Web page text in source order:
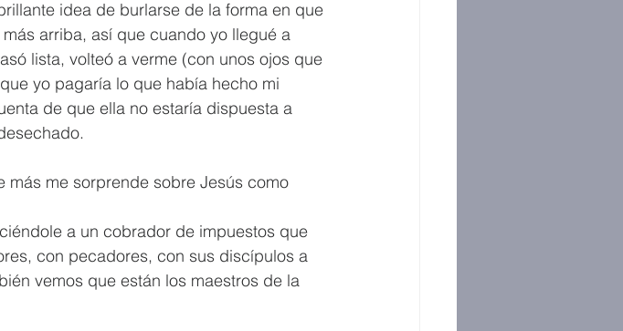
idea de burlarse de la forma en que
arriba, así que cuando yo llegué a
lista, volteó a verme (con unos ojos que
yo pagaría lo que había hecho mi
de que ella no estaría dispuesta a
más me sorprende sobre Jesús como
a un cobrador de impuestos que
con pecadores, con sus discípulos a
vemos que están los maestros de la